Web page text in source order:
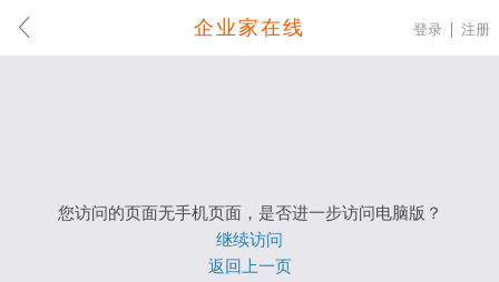
企业家在线 登录 注册
您访问的页面无手机页面，是否进一步访问电脑版？
继续访问
返回上一页